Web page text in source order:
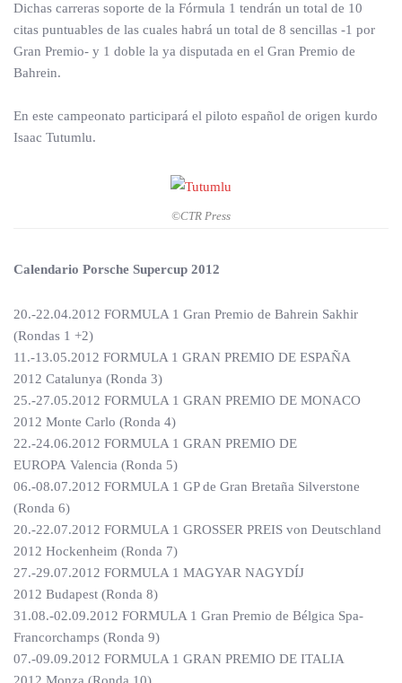
Dichas carreras soporte de la Fórmula 1 tendrán un total de 10
citas puntuables de las cuales habrá un total de 8 sencillas -1 por
Gran Premio- y 1 doble la ya disputada en el Gran Premio de
Bahrein.
En este campeonato participará el piloto español de origen kurdo
Isaac Tutumlu.
©CTR Press
Calendario Porsche Supercup 2012
20.-22.04.2012 FORMULA 1 Gran Premio de Bahrein Sakhir
(Rondas 1 +2)
11.-13.05.2012 FORMULA 1 GRAN PREMIO DE ESPAÑA
2012 Catalunya (Ronda 3)
25.-27.05.2012 FORMULA 1 GRAN PREMIO DE MONACO
2012 Monte Carlo (Ronda 4)
22.-24.06.2012 FORMULA 1 GRAN PREMIO DE
EUROPA Valencia (Ronda 5)
06.-08.07.2012 FORMULA 1 GP de Gran Bretaña Silverstone
(Ronda 6)
20.-22.07.2012 FORMULA 1 GROSSER PREIS von Deutschland
2012 Hockenheim (Ronda 7)
27.-29.07.2012 FORMULA 1 MAGYAR NAGYDÍJ
2012 Budapest (Ronda 8)
31.08.-02.09.2012 FORMULA 1 Gran Premio de Bélgica Spa-
Francorchamps (Ronda 9)
07.-09.09.2012 FORMULA 1 GRAN PREMIO DE ITALIA